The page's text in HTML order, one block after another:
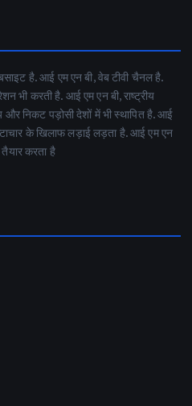
है. आई एम एन बी, वेब टीवी चैनल है.
भी करती है. आई एम एन बी, राष्ट्रीय
और निकट पड़ोसी देशों में भी स्थापित है. आई
के खिलाफ लड़ाई लड़ता है. आई एम एन
करता है